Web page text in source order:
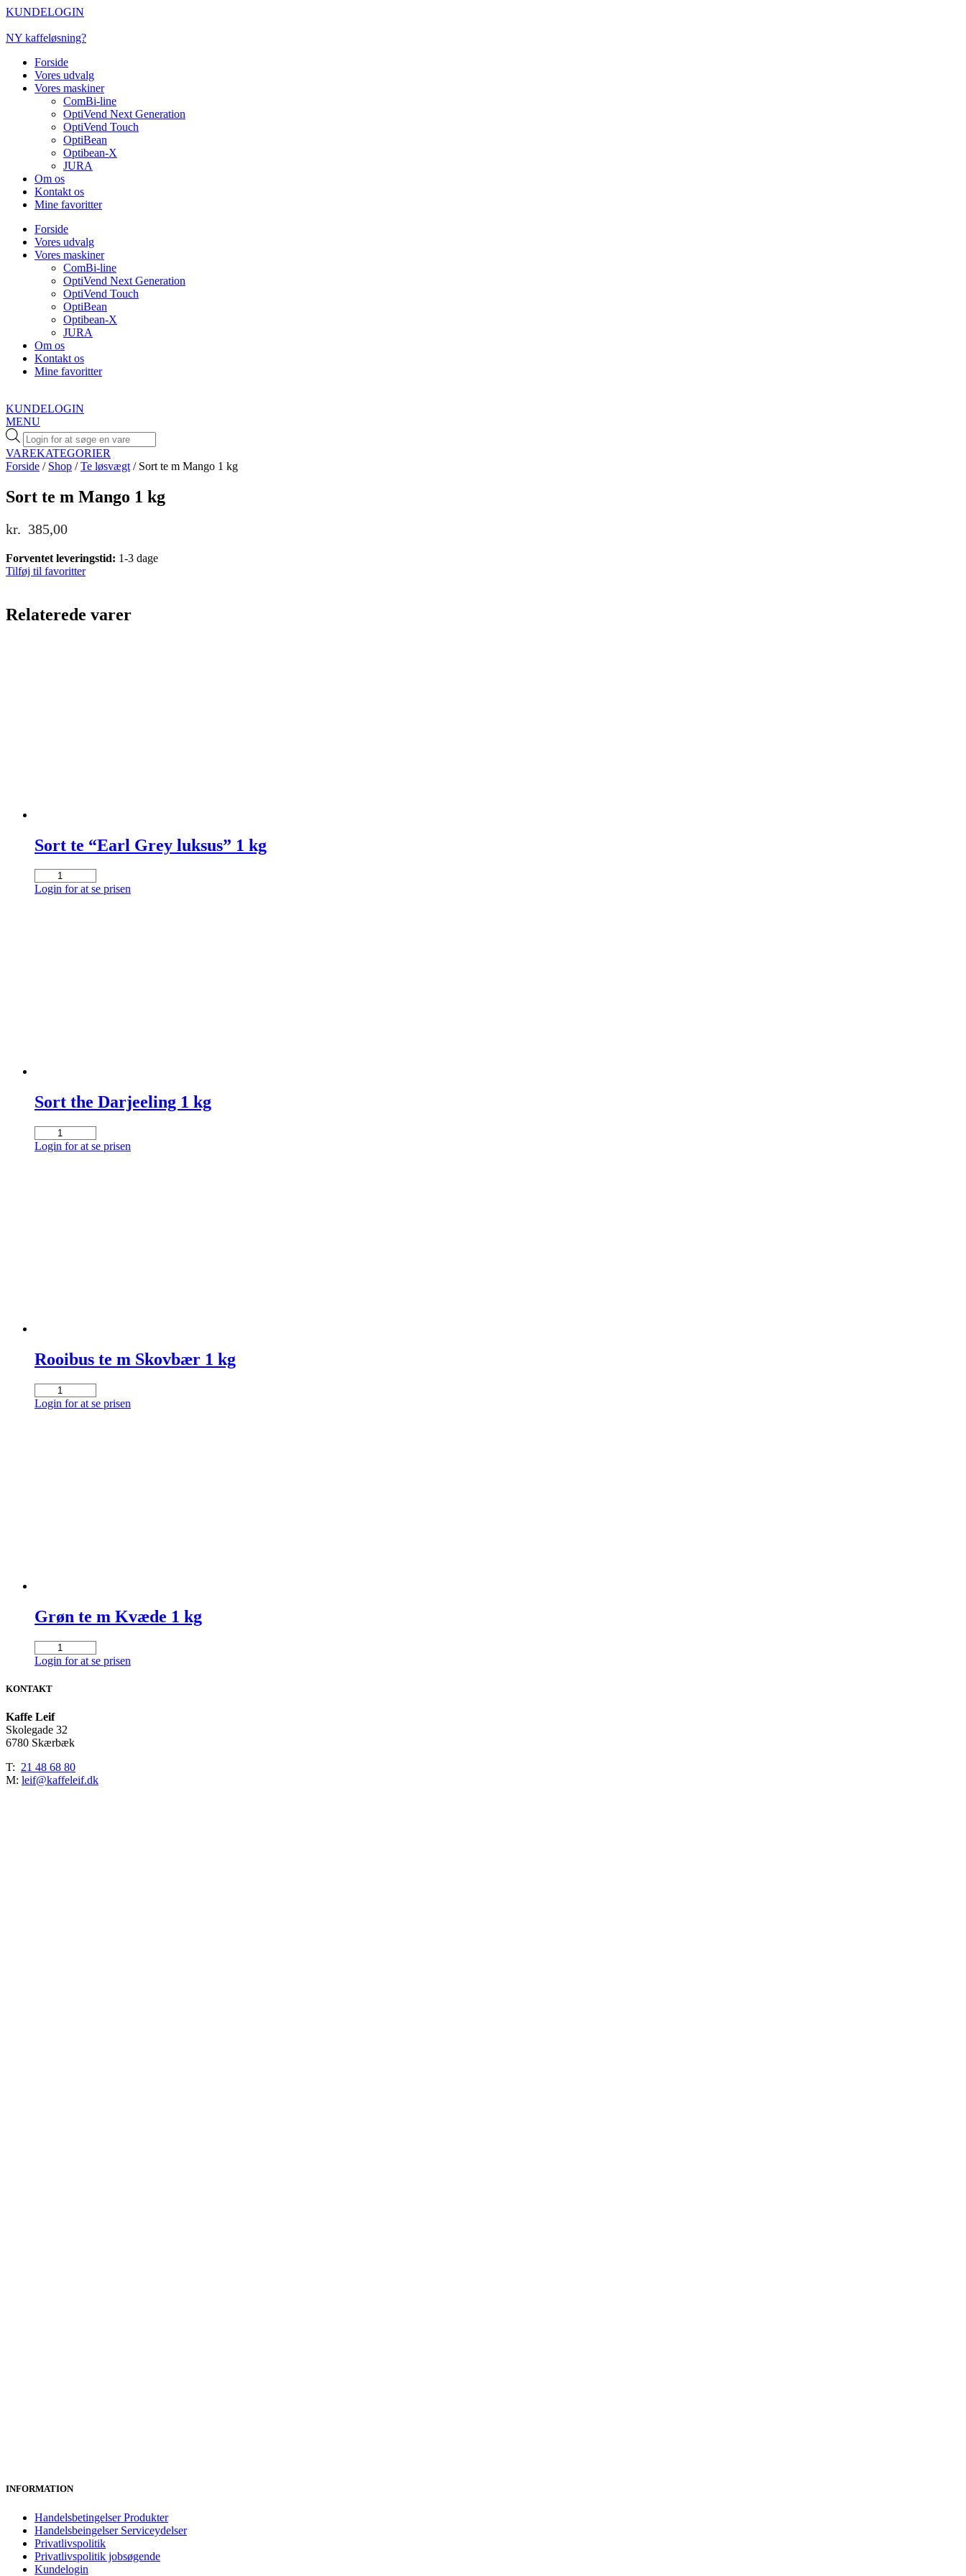
Videre
indhold
KUNDELOGIN
NY kaffeløsning?
Forside
Vores udvalg
Vores maskiner
ComBi-line
OptiVend Next Generation
OptiVend Touch
OptiBean
Optibean-X
JURA
Om os
Kontakt os
Mine favoritter
Forside
Vores udvalg
Vores maskiner
ComBi-line
OptiVend Next Generation
OptiVend Touch
OptiBean
Optibean-X
JURA
Om os
Kontakt os
Mine favoritter
KUNDELOGIN
MENU
Products
search
VAREKATEGORIER
Forside / Shop /Te løsvægt / Sort te m Mango 1 kg
Sort te m Mango 1 kg
kr. 385,00
Forventet leveringstid: 1-3 dage
Tilføj til favoritter
Relaterede varer
Sort te “Earl Grey luksus” 1 kg
te
Login for at se prisen
Sort the Darjeeling 1 kg
the
Login for at se prisen
Rooibus te m Skovbær 1 kg
Rooibus
te
Login for at se prisen
Grøn te m Kvæde 1 kg
te
Kvæde
kg
antal
Login for at se prisen
KONTAKT
Kaffe Leif
Skolegade 32
6780 Skærbæk
T: 21 48 68 80
M: leif@kaffeleif.dk
INFORMATION
Handelsbetingelser Produkter
Handelsbeingelser Serviceydelser
Privatlivspolitik
Privatlivspolitik jobsøgende
Kundelogin